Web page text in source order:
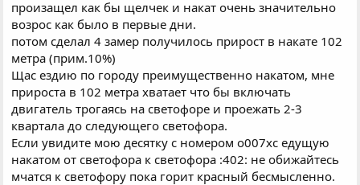
произащел как бы щелчек и накат очень значительно
возрос как было в первые дни.
потом сделал 4 замер получилось прирост в накате 102
метра (прим.10%)
Щас ездию по городу преимущественно накатом, мне
прироста в 102 метра хватает что бы включать
двигатель трогаясь на светофоре и проежать 2-3
квартала до следующего светофора.
Если увидите мою десятку с номером о007хс едущую
накатом от светофора к светофора :402: не обижайтесь
мчатся к светофору пока горит красный бесмысленно.